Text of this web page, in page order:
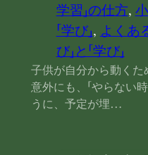
学習」の仕方,
「学び」, よくあ
び」と「学び」
子供が自分から動く
意外にも、「やらない
うに、予定が埋…